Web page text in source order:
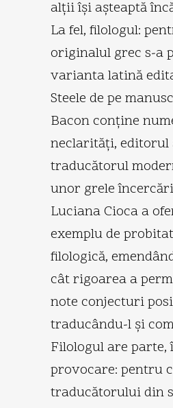
alţii îşi aşteaptă
La fel, filologul:
originalul grec s-a
varianta latină
Steele de pe
Bacon conţine
neclarităţi, editorul
traducătorul
unor grele
Luciana Cioca a
exemplu de
filologică,
cât rigoarea a
note conjecturi
traducându-l şi
Filologul are parte,
provocare: pentru
traducătorului din